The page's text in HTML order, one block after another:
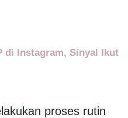
di Instagram, Sinyal Ikut
proses rutin